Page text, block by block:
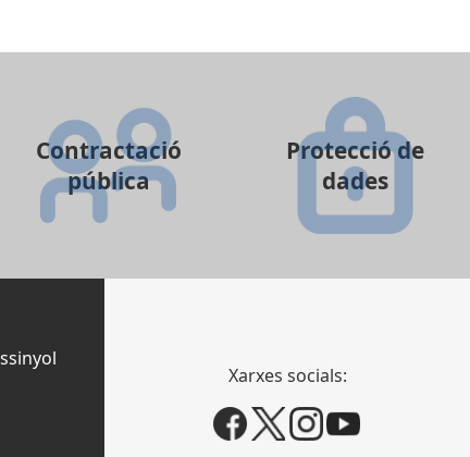
Contractació
pública
Protecció de
dades
Xarxes socials: